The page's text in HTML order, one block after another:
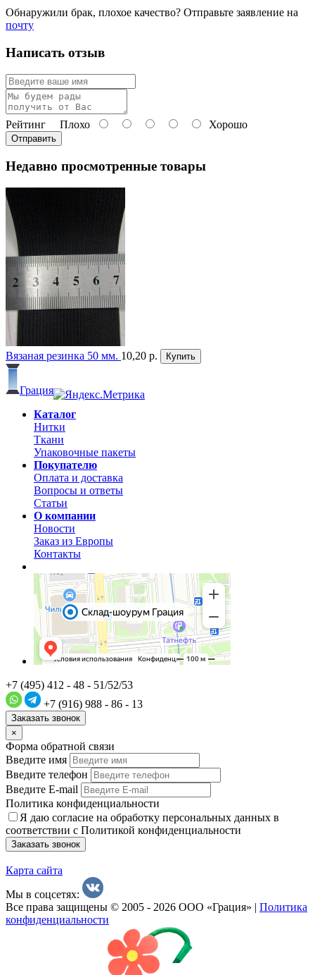
Обнаружили брак, плохое качество? Отправьте заявление на
почту
Написать отзыв
Рейтинг Плохо Хорошо
Отправить
Недавно просмотренные товары
Вязаная резинка 50 мм. 10,20 р. Купить
Грация
Каталог
Нитки
Ткани
Упаковочные пакеты
Покупателю
Оплата и доставка
Вопросы и ответы
Статьи
О компании
Новости
Заказ из Европы
Контакты
+7 (495) 412 - 48 - 51/52/53
+7 (916) 988 - 86 - 13
Заказать звонок
×
Форма обратной связи
Введите имя
Введите телефон
Введите E-mail
Политика конфиденциальности
Я даю согласие на обработку персональных данных в
соответствии с Политикой конфиденциальности
Заказать звонок
Карта сайта
Мы в соцсетях:
Все права защищены © 2005 - 2026 ООО «Грация» | Политика
конфиденциальности